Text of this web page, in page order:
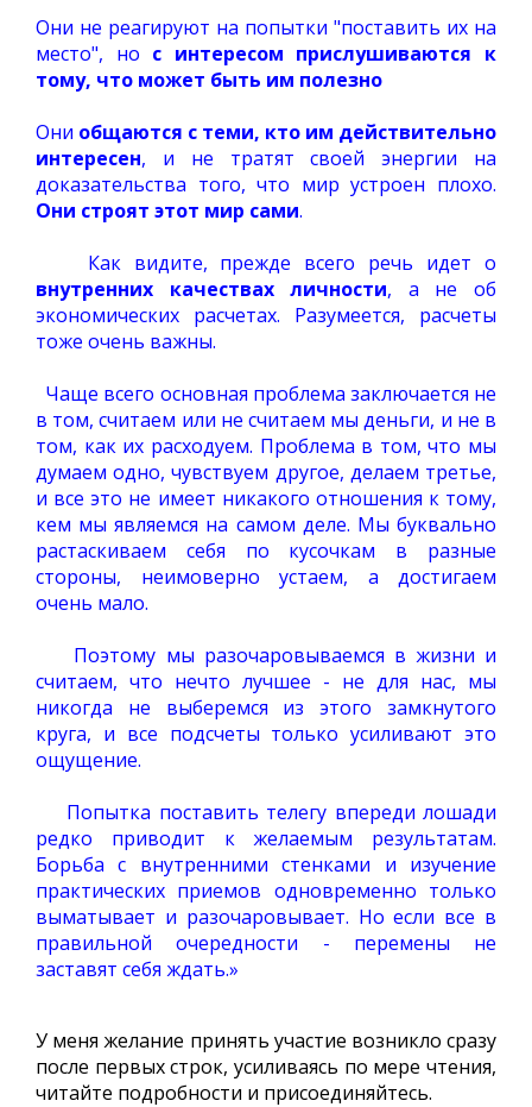
Они не реагируют на попытки "поставить их на
место", но с интересом прислушиваются к
тому, что может быть им полезно
Они общаются с теми, кто им действительно
интересен, и не тратят своей энергии на
доказательства того, что мир устроен плохо.
Они строят этот мир сами.
Как видите, прежде всего речь идет о
внутренних качествах личности, а не об
экономических расчетах. Разумеется, расчеты
тоже очень важны.
Чаще всего основная проблема заключается не
в том, считаем или не считаем мы деньги, и не в
том, как их расходуем. Проблема в том, что мы
думаем одно, чувствуем другое, делаем третье,
и все это не имеет никакого отношения к тому,
кем мы являемся на самом деле. Мы буквально
растаскиваем себя по кусочкам в разные
стороны, неимоверно устаем, а достигаем
очень мало.
Поэтому мы разочаровываемся в жизни и
считаем, что нечто лучшее - не для нас, мы
никогда не выберемся из этого замкнутого
круга, и все подсчеты только усиливают это
ощущение.
Попытка поставить телегу впереди лошади
редко приводит к желаемым результатам.
Борьба с внутренними стенками и изучение
практических приемов одновременно только
выматывает и разочаровывает. Но если все в
правильной очередности - перемены не
заставят себя ждать.»
У меня желание принять участие возникло сразу
после первых строк, усиливаясь по мере чтения,
читайте подробности и присоединяйтесь.